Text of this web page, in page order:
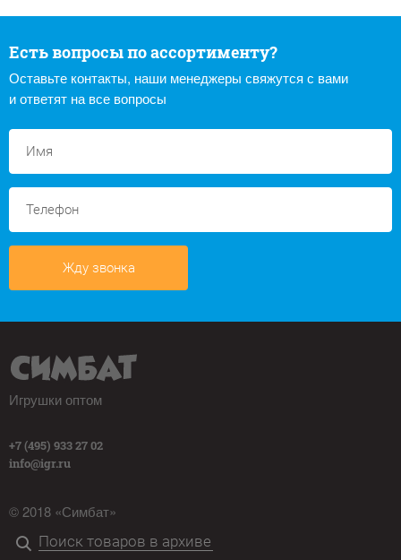
Есть вопросы по ассортименту?
Оставьте контакты, наши менеджеры свяжутся с вами
и ответят на все вопросы
Жду звонка
Игрушки оптом
+7 (495) 933 27 02
info@igr.ru
© 2018 «Симбат»